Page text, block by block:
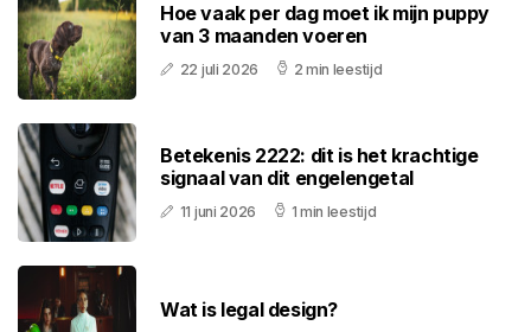
Hoe vaak per dag moet ik mijn puppy
van 3 maanden voeren
22 juli 2026 2 min leestijd
Betekenis 2222: dit is het krachtige
signaal van dit engelengetal
11 juni 2026 1 min leestijd
Wat is legal design?